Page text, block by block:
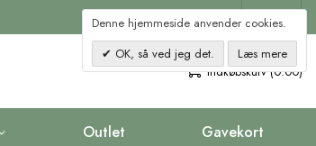
Kontakt
0
Indkøbskurv (0.00)
Outlet Gavekort
Denne hjemmeside anvender cookies.
OK, så ved jeg det.
Læs mere